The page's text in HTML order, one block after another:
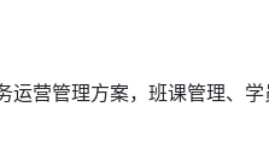
营管理方案，班课管理、